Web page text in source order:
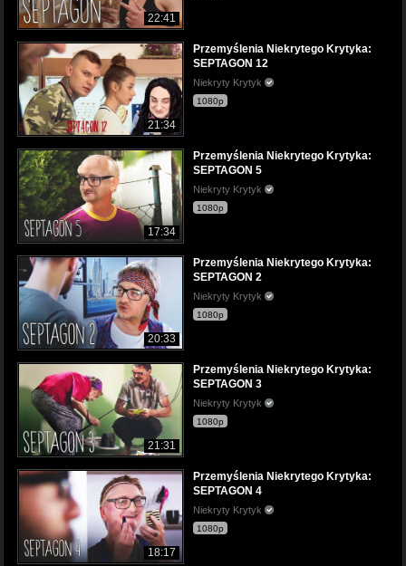
22:41
21:34
Przemyślenia Niekrytego Krytyka:
SEPTAGON 12
Niekryty Krytyk
1080p
17:34
Przemyślenia Niekrytego Krytyka:
SEPTAGON 5
Niekryty Krytyk
1080p
20:33
Przemyślenia Niekrytego Krytyka:
SEPTAGON 2
Niekryty Krytyk
1080p
21:31
Przemyślenia Niekrytego Krytyka:
SEPTAGON 3
Niekryty Krytyk
1080p
18:17
Przemyślenia Niekrytego Krytyka:
SEPTAGON 4
Niekryty Krytyk
1080p